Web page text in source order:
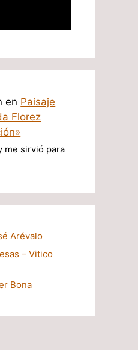
en Paisaje
Florez
me sirvió para
Arévalo
– Vitico
Bona